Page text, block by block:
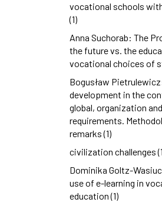
vocational schools
(1)
Anna Suchorab: The
the future vs. the
vocational choices of
Bogusław
development in the
global, organization
requirements.
remarks (1)
civilization challenges
Dominika Goltz-
use of e-learning in
education (1)